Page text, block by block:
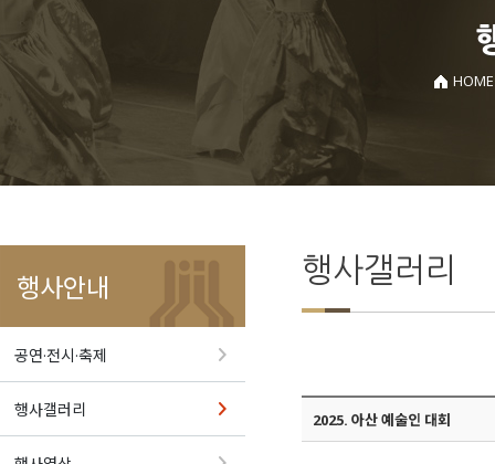
행사갤러리
공연·전시·축제
행사갤러리
행사안내
HOME
연혁
조직도
역대회장단
지회운영규정
찾아오시는 길
문인협회
미술협회
사진협회
연극협회
연예협회
2025. 아산 예술인 대회